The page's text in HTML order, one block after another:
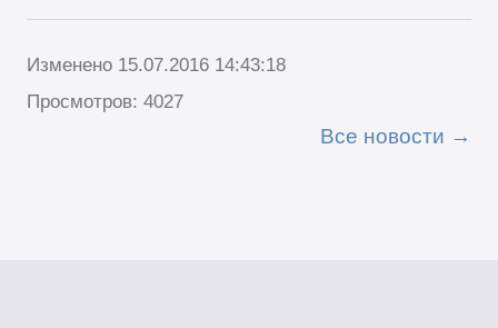
Изменено 15.07.2016 14:43:18
Просмотров: 4027
Все новости